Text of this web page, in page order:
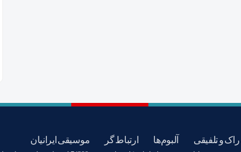
راک و تلفیقی آلبوم‌ها ارتباط گر موسیقی ایرانیان